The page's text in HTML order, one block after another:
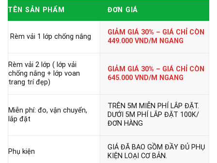
TÊN SẢN PHẨM ĐƠN GIÁ
Rèm vải 1 lớp chống nắng
GIẢM GIÁ 30% – GIÁ CHỈ CÒN
449.000 VND/M NGANG
Rèm vải 2 lớp ( lớp vải
chống nắng + lớp voan
trang trí đẹp)
GIẢM GIÁ 30% – GIÁ CHỈ CÒN
645.000 VND/M NGANG
Miễn phí: đo, vận chuyển,
lắp đặt
TRÊN 5M MIỄN PHÍ LẮP ĐẶT.
DƯỚI 5M PHÍ LẮP ĐẶT 100K/
ĐƠN HÀNG
Phụ kiện
GIÁ ĐÃ BAO GỒM ĐẦY ĐỦ PHỤ
KIỆN LOẠI CƠ BẢN.